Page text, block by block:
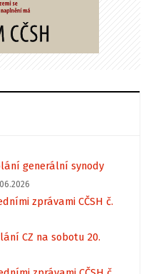
generální synody
zprávami CČSH č.
CZ na sobotu 20.